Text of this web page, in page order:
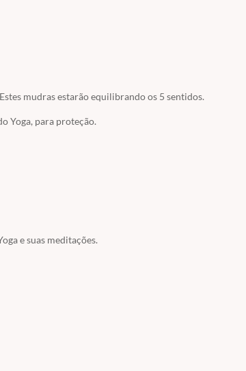
mudras estarão equilibrando os 5 sentidos.
Yoga, para proteção.
Gayatry.
e suas meditações.